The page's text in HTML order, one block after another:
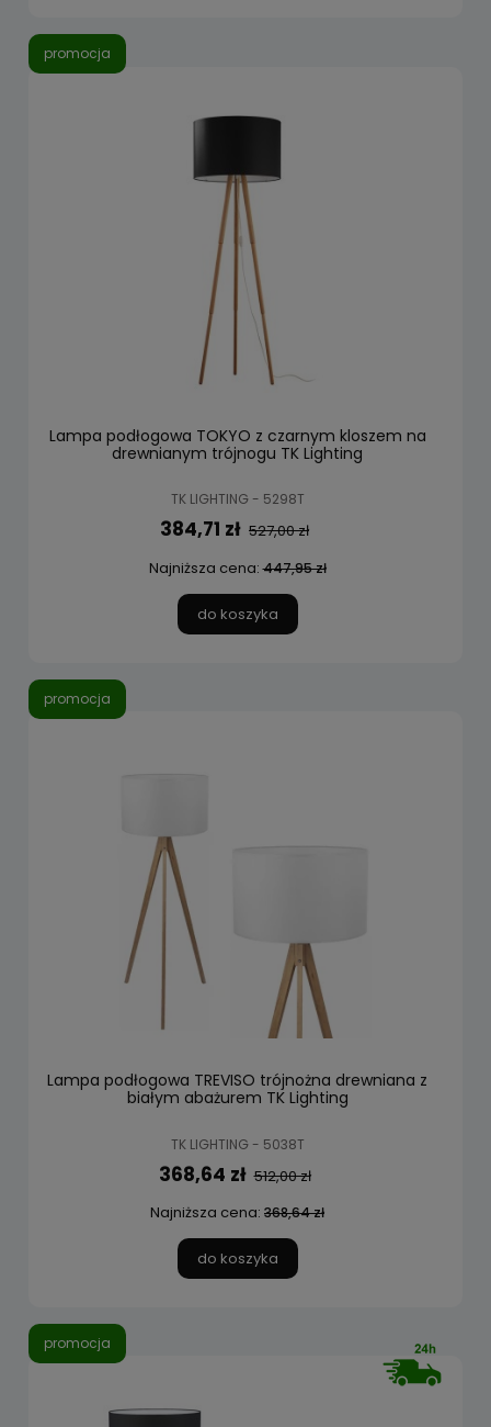
Lampa podłogowa TOKYO z czarnym kloszem na
drewnianym trójnogu TK Lighting
TK LIGHTING - 5298T
384,71 zł 527,00 zł
Najniższa cena:447,95 zł
do koszyka
promocja
Lampa podłogowa TREVISO trójnożna drewniana z
białym abażurem TK Lighting
TK LIGHTING - 5038T
368,64 zł 512,00 zł
Najniższa cena: 368,64 zł
do koszyka
promocja
promocja